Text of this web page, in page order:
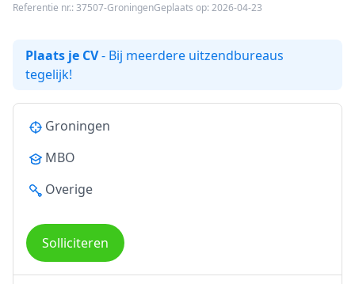
Referentie nr.: 37507-GroningenGeplaats op: 2026-04-23
Plaats je CV- Bij meerdere uitzendbureaus
tegelijk!
Groningen
MBO
Overige
Solliciteren